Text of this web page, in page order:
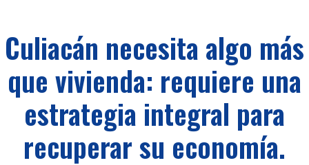
Culiacán necesita algo más
que vivienda: requiere una
estrategia integral para
recuperar su economía.